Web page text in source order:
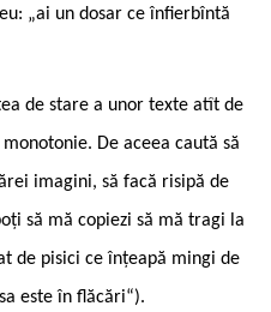
„ai un dosar ce înfierbîntă
de stare a unor texte atît de
De aceea caută să
imagini, să facă risipă de
să mă copiezi să mă tragi la
de pisici ce înțeapă mingi de
este în flăcări“).